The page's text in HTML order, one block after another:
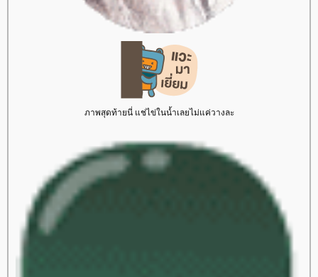
ภาพสุดท้ายนี่ แช่ไข่ในน้ำเลยไม่แค่วางละ